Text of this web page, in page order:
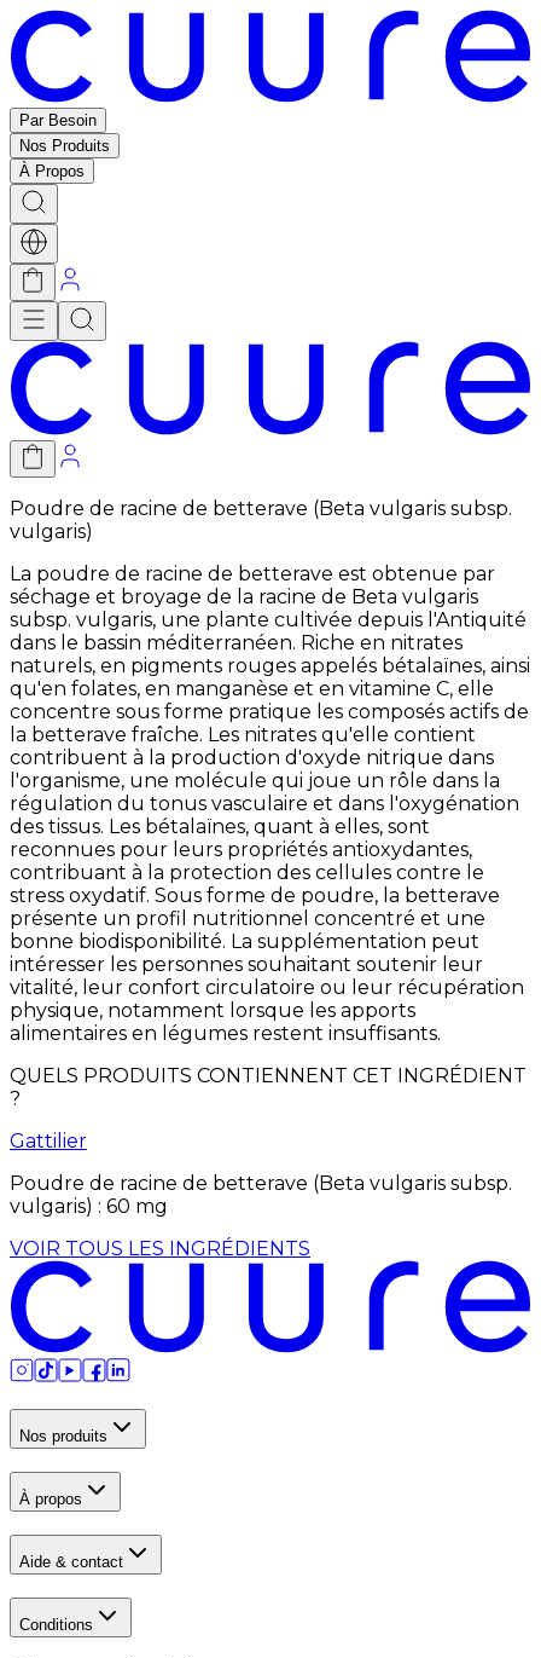
Par Besoin
Nos Produits
À Propos
Poudre de racine de betterave (Beta vulgaris subsp.
vulgaris)
La poudre de racine de betterave est obtenue par
séchage et broyage de la racine de Beta vulgaris
subsp. vulgaris, une plante cultivée depuis l'Antiquité
dans le bassin méditerranéen. Riche en nitrates
naturels, en pigments rouges appelés bétalaïnes, ainsi
qu'en folates, en manganèse et en vitamine C, elle
concentre sous forme pratique les composés actifs de
la betterave fraîche. Les nitrates qu'elle contient
contribuent à la production d'oxyde nitrique dans
l'organisme, une molécule qui joue un rôle dans la
régulation du tonus vasculaire et dans l'oxygénation
des tissus. Les bétalaïnes, quant à elles, sont
reconnues pour leurs propriétés antioxydantes,
contribuant à la protection des cellules contre le
stress oxydatif. Sous forme de poudre, la betterave
présente un profil nutritionnel concentré et une
bonne biodisponibilité. La supplémentation peut
intéresser les personnes souhaitant soutenir leur
vitalité, leur confort circulatoire ou leur récupération
physique, notamment lorsque les apports
alimentaires en légumes restent insuffisants.
QUELS PRODUITS CONTIENNENT CET INGRÉDIENT
?
Gattilier
Poudre de racine de betterave (Beta vulgaris subsp.
vulgaris) : 60 mg
VOIR TOUS LES INGRÉDIENTS
Nos produits
À propos
Aide & contact
Conditions